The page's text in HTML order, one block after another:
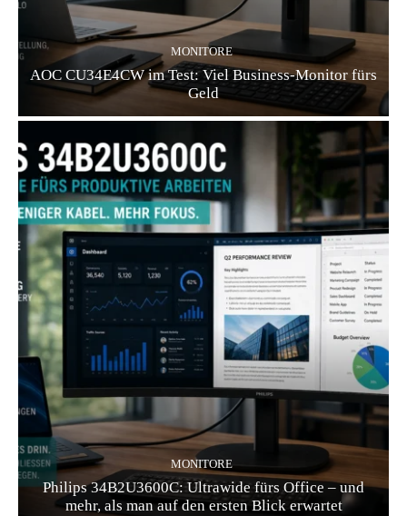
MONITORE
AOC CU34E4CW im Test: Viel Business-Monitor fürs
Geld
MONITORE
Philips 34B2U3600C: Ultrawide fürs Office – und
mehr, als man auf den ersten Blick erwartet